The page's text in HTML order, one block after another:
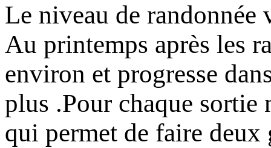
Le niveau de randonnée
Au printemps après les
environ et progresse
plus .Pour chaque sortie
qui permet de faire